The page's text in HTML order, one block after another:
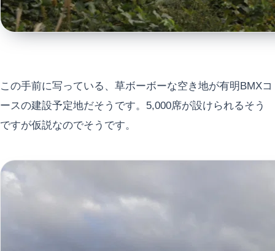
この手前に写っている、草ボーボーな空き地が有明BMXコ
ースの建設予定地だそうです。5,000席が設けられるそう
ですが仮説なのでそうです。